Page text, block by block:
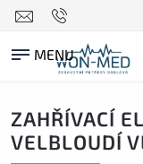
ZAHŘÍVACÍ
VELBLOUDÍ